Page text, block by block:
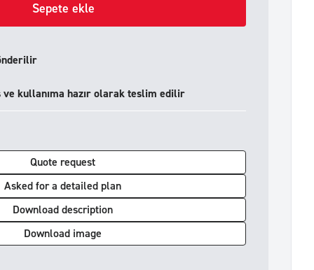
Sepete ekle
kullanıma hazır olarak teslim edilir
Quote request
Asked for a detailed plan
Download description
Download image